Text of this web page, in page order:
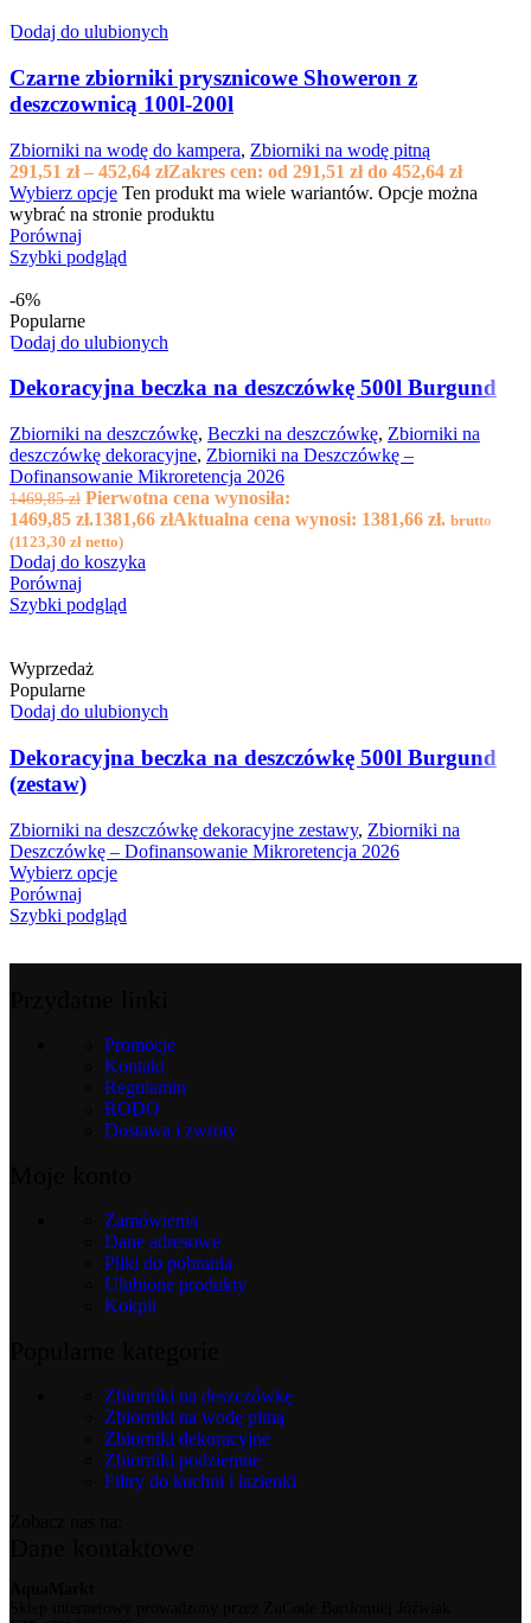
Dodaj do ulubionych
Czarne zbiorniki prysznicowe Showeron z
deszczownicą 100l-200l
Zbiorniki na wodę do kampera, Zbiorniki na wodę pitną
291,51 zł – 452,64 złZakres cen: od 291,51 zł do 452,64 zł
Wybierz opcje Ten produkt ma wiele wariantów. Opcje można
wybrać na stronie produktu
Porównaj
Szybki podgląd
-6%
Popularne
Dodaj do ulubionych
Dekoracyjna beczka na deszczówkę 500l Burgund
Zbiorniki na deszczówkę, Beczki na deszczówkę, Zbiorniki na
deszczówkę dekoracyjne, Zbiorniki na Deszczówkę –
Dofinansowanie Mikroretencja 2026
1469,85zł Pierwotna cena wynosiła:
1469,85 zł.1381,66 złAktualna cena wynosi: 1381,66 zł. brutto
(1123,30 zł netto)
Dodaj do koszyka
Porównaj
Szybki podgląd
Wyprzedaż
Popularne
Dodaj do ulubionych
Dekoracyjna beczka na deszczówkę 500l Burgund
(zestaw)
Zbiorniki na deszczówkę dekoracyjne zestawy, Zbiorniki na
Deszczówkę – Dofinansowanie Mikroretencja 2026
Wybierz opcje
Porównaj
Szybki podgląd
Promocje
Kontakt
Regulamin
RODO
Dostawa i zwroty
Zamówienia
Dane adresowe
Pliki do pobrania
Ulubione produkty
Kokpit
Zbiorniki na deszczówkę
Zbiorniki na wodę pitną
Zbiorniki dekoracyjne
Zbiorniki podziemne
Filtry do kuchni i łazienki